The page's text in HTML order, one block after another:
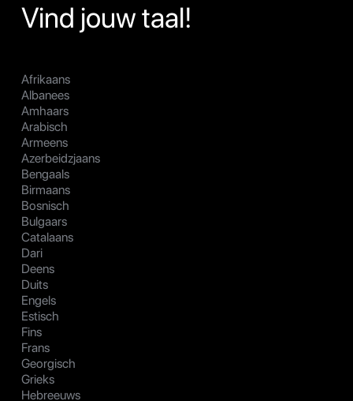
Vind jouw taal!
Afrikaans
Albanees
Amhaars
Arabisch
Armeens
Azerbeidzjaans
Bengaals
Birmaans
Bosnisch
Bulgaars
Catalaans
Dari
Deens
Duits
Engels
Estisch
Fins
Frans
Georgisch
Grieks
Hebreeuws